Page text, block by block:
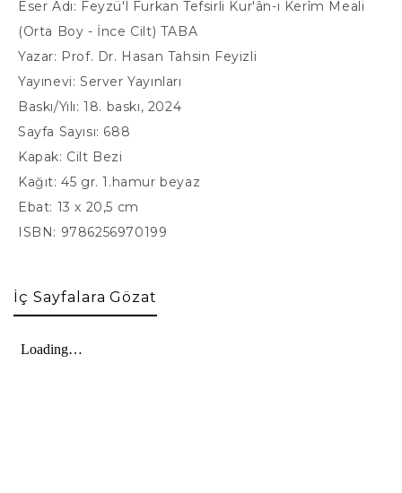
Eser Adı: Feyzü'l Furkan Tefsirli Kur'ân-ı Kerîm Meali
(Orta Boy - İnce Cilt) TABA
Yazar: Prof. Dr. Hasan Tahsin Feyizli
Yayınevi: Server Yayınları
Baskı/Yılı: 18. baskı, 2024
Sayfa Sayısı: 688
Kapak: Cilt Bezi
Kağıt: 45 gr. 1.hamur beyaz
Ebat: 13 x 20,5 cm
ISBN: 9786256970199
İç Sayfalara Gözat